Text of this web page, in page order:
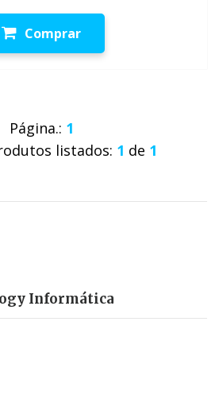
Comprar
Página.: 1
listados: 1 de 1
Informática